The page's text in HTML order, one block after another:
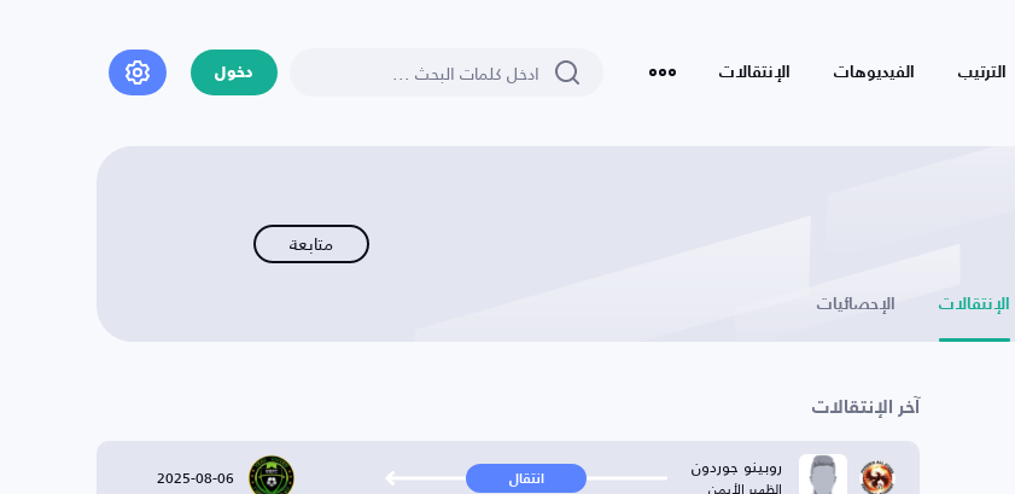
الترتيب الفيديوهات الإنتقالات دخول
متابعة
الإنتقالات الإحصائيات
آخر الإنتقالات
روبينو جوردون
الظهير الأيمن انتقال 2025-08-06